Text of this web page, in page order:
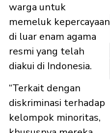
warga untuk
memeluk kepercayaan
di luar enam agama
resmi yang telah
diakui di Indonesia.
“Terkait dengan
diskriminasi terhadap
kelompok minoritas,